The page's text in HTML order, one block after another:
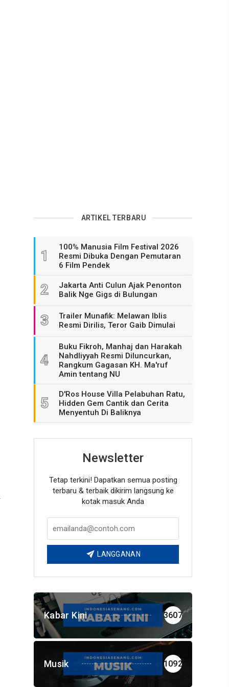
ARTIKEL TERBARU
1
100% Manusia Film Festival 2026
Resmi Dibuka Dengan Pemutaran
6 Film Pendek
2
Jakarta Anti Culun Ajak Penonton
Balik Nge Gigs di Bulungan
3
Trailer Munafik: Melawan Iblis
Resmi Dirilis, Teror Gaib Dimulai
4
Buku Fikroh, Manhaj dan Harakah
Nahdliyyah Resmi Diluncurkan,
Rangkum Gagasan KH. Ma'ruf
Amin tentang NU
5
D'Ros House Villa Pelabuhan Ratu,
Hidden Gem Cantik dan Cerita
Menyentuh Di Baliknya
Newsletter
Tetap terkini! Dapatkan semua posting
terbaru & terbaik dikirim langsung ke
kotak masuk Anda
LANGGANAN
Kabar Kini 3607
Musik 1092